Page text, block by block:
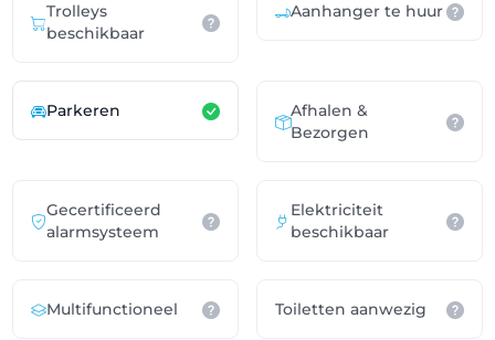
Trolleys
beschikbaar
Aanhanger te huur
Parkeren
Afhalen &
Bezorgen
Gecertificeerd
alarmsysteem
Elektriciteit
beschikbaar
Multifunctioneel Toiletten aanwezig